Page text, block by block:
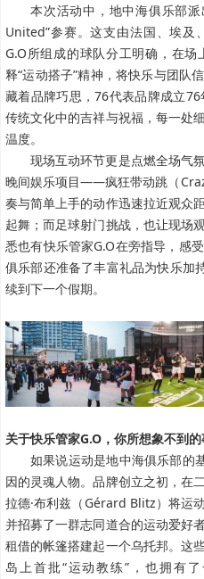
本次活动中，地中海俱乐部派
United”参赛。这支由法国、埃及
G.O所组成的球队分工明确，在
释“运动搭子”精神，将快乐与团队
藏着品牌巧思，76代表品牌成立
传统文化中的吉祥与祝福，每一处
温度。
现场互动环节更是点燃全场气
晚间娱乐项目——疯狂带动跳（
奏与简单上手的动作迅速拉近观众
起舞；而足球射门挑战，也让现场
悉也有快乐管家G.O在旁指导，感
俱乐部还准备了丰富礼品为快乐加
续到下一个假期。
关于快乐管家G.O，你所想象不到
如果说运动是地中海俱乐部的
因的灵魂人物。品牌创立之初，在
拉德·布利兹（Gérard Blitz）将运
并招募了一群志同道合的运动爱好
租借的帐篷搭建起一个乌托邦。这
岛上首批“运动教练”，也拥有